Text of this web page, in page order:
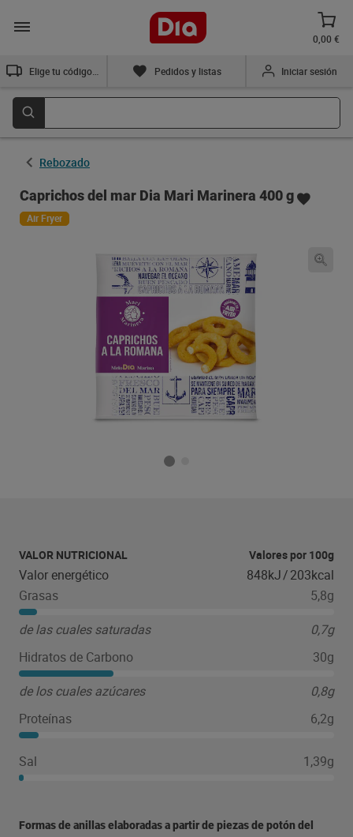
0,00 €
Pedidos y listas Iniciar sesión
Rebozado
Caprichos del mar Dia Mari Marinera 400 g
Air Fryer
VALOR NUTRICIONAL Valores por 100g
Valor energético 848kJ/203kcal
Grasas
5,8g
de las cuales saturadas
0,7g
Hidratos de Carbono
30g
de los cuales azúcares
0,8g
Proteínas
6,2g
Sal 1,39g
Formas de anillas elaboradas a partir de piezas de potón del